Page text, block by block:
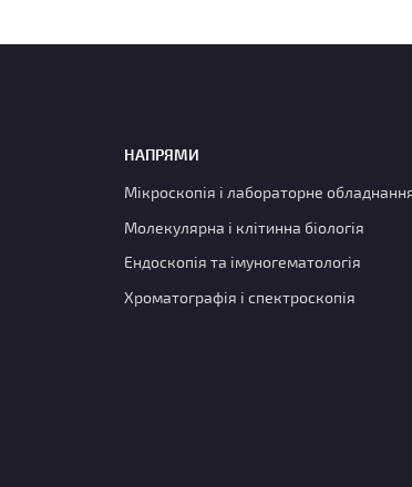
НАПРЯМИ
Мікроскопія і лабораторне
Молекулярна і клітинна біологія
Ендоскопія та імуногематологія
Хроматографія і спектроскопія